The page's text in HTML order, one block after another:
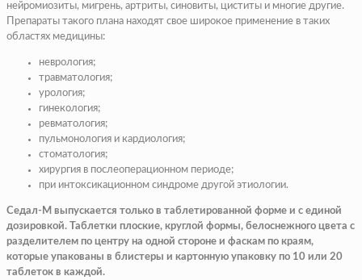
нейромиозиты, мигрень, артриты, синовиты, циститы и многие другие.
Препараты такого плана находят свое широкое применение в таких
областях медицины:
неврология;
травматология;
урология;
гинекология;
ревматология;
пульмонология и кардиология;
стоматология;
хирургия в послеоперационном периоде;
при интоксикационном синдроме другой этиологии.
Седал-М выпускается только в таблетированной форме и с единой
дозировкой. Таблетки плоские, круглой формы, белоснежного цвета с
разделителем по центру на одной стороне и фаскам по краям,
которые упакованы в блистеры и картонную упаковку по 10 или 20
таблеток в каждой.